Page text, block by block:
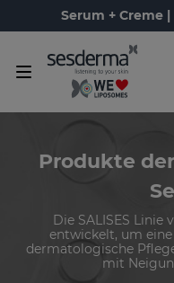
Serum + Creme
Produkte
Die SALISES Linie
entwickelt, um
dermatologische
mit